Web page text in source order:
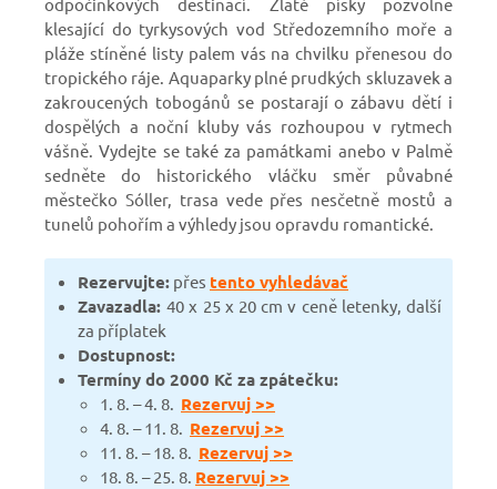
klesající do tyrkysových vod Středozemního moře a
pláže stíněné listy palem vás na chvilku přenesou do
tropického ráje. Aquaparky plné prudkých skluzavek a
zakroucených tobogánů se postarají o zábavu dětí i
dospělých a noční kluby vás rozhoupou v rytmech
vášně. Vydejte se také za památkami anebo v Palmě
sedněte do historického vláčku směr půvabné
městečko Sóller, trasa vede přes nesčetně mostů a
tunelů pohořím a výhledy jsou opravdu romantické.
Rezervujte: přes tento vyhledávač
Zavazadla:40 x 25 x 20 cm v ceně letenky, další
za příplatek
Dostupnost:
Termíny do 2000 Kč za zpátečku:
1. 8. – 4. 8. Rezervuj >>
4. 8. – 11. 8. Rezervuj >>
11. 8. – 18. 8. Rezervuj >>
18. 8. – 25. 8. Rezervuj >>